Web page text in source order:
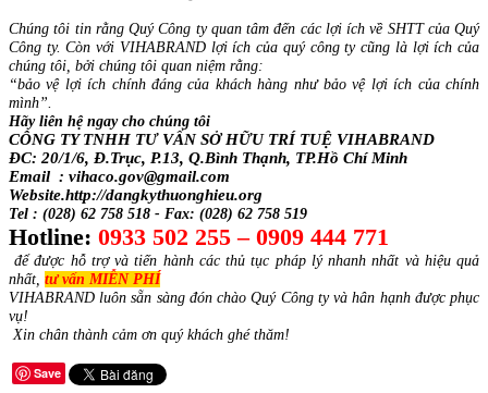
Chúng tôi tin rằng Quý Công ty quan tâm đến các lợi ích về SHTT của Quý
Công ty. Còn với VIHABRAND lợi ích của quý công ty cũng là lợi ích của
chúng tôi, bởi chúng tôi quan niệm rằng:
“bảo vệ lợi ích chính đáng của khách hàng như bảo vệ lợi ích của chính
mình”.
Hãy liên hệ ngay cho chúng tôi
CÔNG TY TNHH TƯ VẤN SỞ HỮU TRÍ TUỆ VIHABRAND
ĐC: 20/1/6, Đ.Trục, P.13, Q.Bình Thạnh, TP.Hồ Chí Minh
Email : vihaco.gov@gmail.com
Website.http://dangkythuonghieu.org
Tel : (028) 62 758 518 - Fax: (028) 62 758 519
Hotline: 0933 502 255 – 0909 444 771
để được hỗ trợ và tiến hành các thủ tục pháp lý nhanh nhất và hiệu quả
nhất, tư vấn MIỄN PHÍ
VIHABRAND luôn sẵn sàng đón chào Quý Công ty và hân hạnh được phục
vụ!
Xin chân thành cảm ơn quý khách ghé thăm!
Save